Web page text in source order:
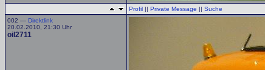
Profil || Private Message || Suche
002 — Direktlink
20.02.2010, 21:30 Uhr
oil2711